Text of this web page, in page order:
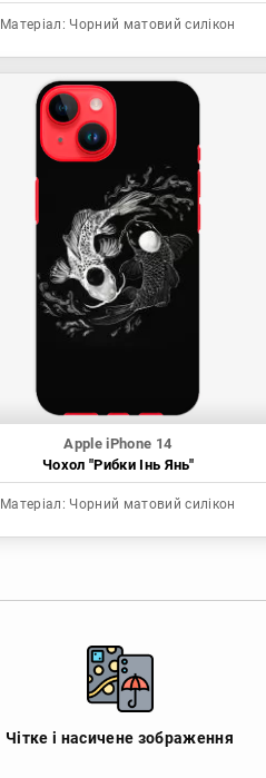
Матеріал: Чорний матовий силікон
Apple iPhone 14
Чохол "Рибки Інь Янь"
Матеріал: Чорний матовий силікон
Чітке і насичене зображення